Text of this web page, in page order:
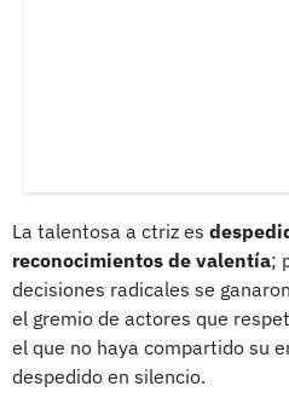
La talentosa a ctriz es
reconocimientos de valentía;
decisiones radicales se
el gremio de actores que
el que no haya compartido su
despedido en silencio.